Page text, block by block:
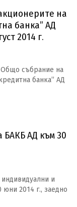
на
банка” АД
2014 г.
Общо събрание на
банка” АД
АД към 30
и
2014 г., заедно